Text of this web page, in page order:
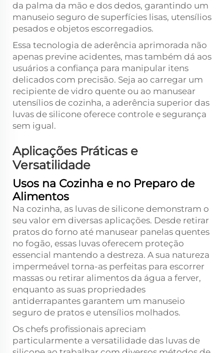
da palma da mão e dos dedos, garantindo um
manuseio seguro de superfícies lisas, utensílios
pesados e objetos escorregadios.
Essa tecnologia de aderência aprimorada não
apenas previne acidentes, mas também dá aos
usuários a confiança para manipular itens
delicados com precisão. Seja ao carregar um
recipiente de vidro quente ou ao manusear
utensílios de cozinha, a aderência superior das
luvas de silicone oferece controle e segurança
sem igual.
Aplicações Práticas e
Versatilidade
Usos na Cozinha e no Preparo de
Alimentos
Na cozinha, as luvas de silicone demonstram o
seu valor em diversas aplicações. Desde retirar
pratos do forno até manusear panelas quentes
no fogão, essas luvas oferecem proteção
essencial mantendo a destreza. A sua natureza
impermeável torna-as perfeitas para escorrer
massas ou retirar alimentos da água a ferver,
enquanto as suas propriedades
antiderrapantes garantem um manuseio
seguro de pratos e utensílios molhados.
Os chefs profissionais apreciam
particularmente a versatilidade das luvas de